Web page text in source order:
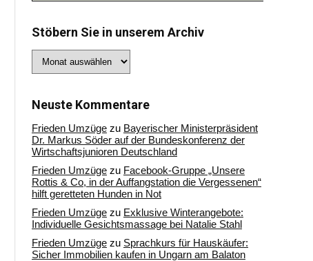
Stöbern Sie in unserem Archiv
Sie
Archiv
Neuste Kommentare
Frieden Umzüge zu Bayerischer Ministerpräsident
Dr. Markus Söder auf der Bundeskonferenz der
Wirtschaftsjunioren Deutschland
Frieden Umzüge zu Facebook-Gruppe „Unsere
Rottis & Co, in der Auffangstation die Vergessenen“
hilft geretteten Hunden in Not
Frieden Umzüge zu Exklusive Winterangebote:
Individuelle Gesichtsmassage bei Natalie Stahl
Frieden Umzüge zu Sprachkurs für Hauskäufer:
Sicher Immobilien kaufen in Ungarn am Balaton